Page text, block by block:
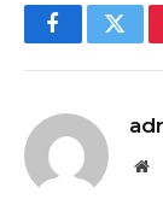
Facebook